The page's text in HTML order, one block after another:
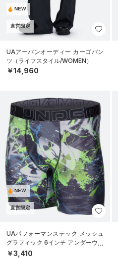
NEW
直営限定
UAアーバンオーディー カーゴパン
ツ（ライフスタイル/WOMEN）
￥14,960
NEW
直営限定
UAパフォーマンステック メッシュ
グラフィック 6インチ アンダーウェ
ア（トレーニング/MEN）
￥3,410